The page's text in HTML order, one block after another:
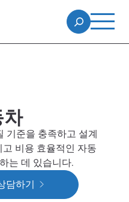
기준을 충족하고 설계
비용 효율적인 자동
는 데 있습니다.
담하기